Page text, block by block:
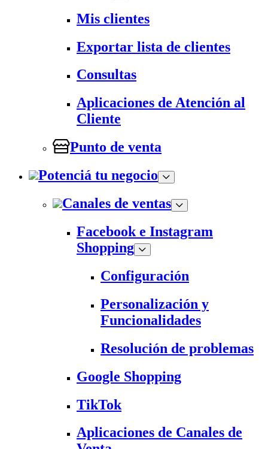
Mis clientes
Exportar lista de clientes
Consultas
Aplicaciones de Atención al
Cliente
Punto de venta
Potenciá tu negocio
Canales de ventas
Facebook e Instagram
Shopping
Configuración
Personalización y
Funcionalidades
Resolución de problemas
Google Shopping
TikTok
Aplicaciones de Canales de